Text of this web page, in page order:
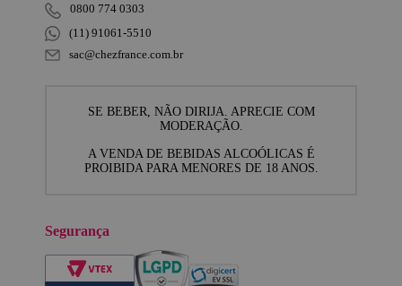
0800 774 0303
(11) 91061-5510
sac@chezfrance.com.br
SE BEBER, NÃO DIRIJA. APRECIE COM
MODERAÇÃO.
A VENDA DE BEBIDAS ALCOÓLICAS É
PROIBIDA PARA MENORES DE 18 ANOS.
Segurança